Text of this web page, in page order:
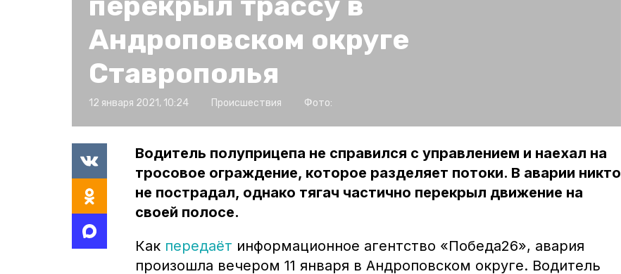
Андроповском округе
Ставрополья
12 января 2021, 10:24 Происшествия Фото:
Водитель полуприцепа не справился с управлением и наехал на
тросовое ограждение, которое разделяет потоки. В аварии никто
не пострадал, однако тягач частично перекрыл движение на
своей полосе.
Как передаёт информационное агентство «Победа26», авария
произошла вечером 11 января в Андроповском округе. Водитель